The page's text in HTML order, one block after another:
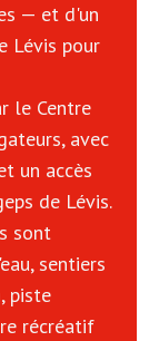
— et d'un
Lévis pour
le Centre
avec
un accès
de Lévis.
sont
sentiers
piste
récréatif